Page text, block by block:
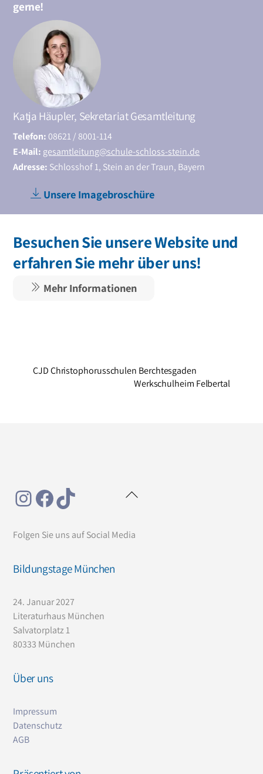
gerne!
Katja Häupler, Sekretariat Gesamtleitung
Telefon: 08621 / 8001-114
E-Mail: gesamtleitung@schule-schloss-stein.de
Adresse: Schlosshof 1, Stein an der Traun, Bayern
Unsere Imagebroschüre
Besuchen Sie unsere Website und
erfahren Sie mehr über uns!
Mehr Informationen
CJD Christophorusschulen Berchtesgaden
Werkschulheim Felbertal
Back
Instagram
Facebook
TikTok
Folgen Sie uns auf Social Media
Bildungstage München
24. Januar 2027
Literaturhaus München
Salvatorplatz 1
80333 München
Über uns
Impressum
Datenschutz
AGB